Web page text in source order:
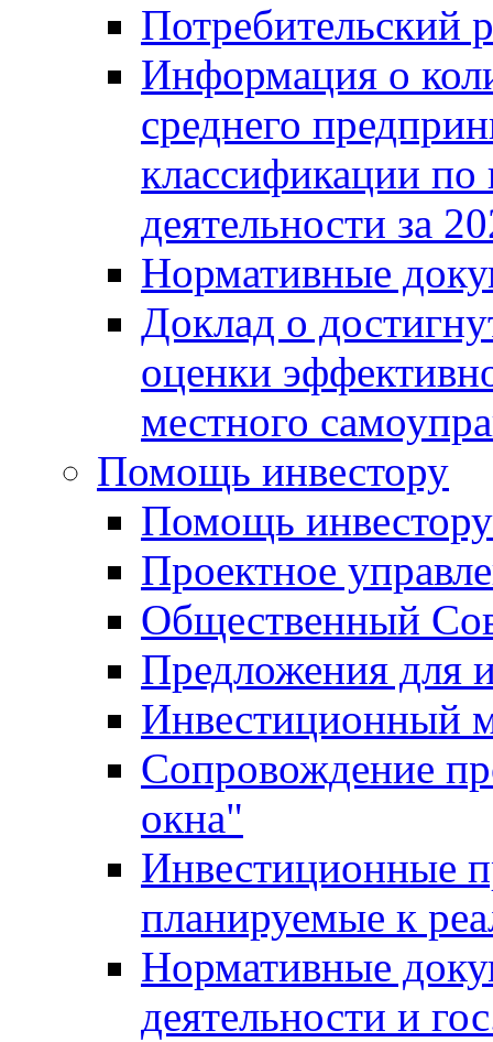
Потребительский
Информация о
среднего
классификации
деятельности за
Нормативные
Доклад о
оценки
местного
Помощь инвестору
Помощь инвестору
Проектное
Общественный
Предложения для
Инвестиционный
Сопровождение
окна"
Инвестиционные
планируемые к
Нормативные
деятельности и